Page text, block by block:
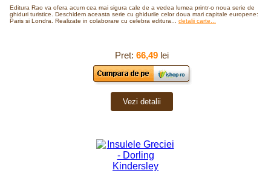
Editura Rao va ofera acum cea mai sigura cale de a vedea lumea printr-o noua serie de
ghiduri turistice. Deschidem aceasta serie cu ghidurile celor doua mari capitale europene:
Paris si Londra. Realizate in colaborare cu celebra editura... detalii carte...
Pret: 66,49lei
Vezi detalii